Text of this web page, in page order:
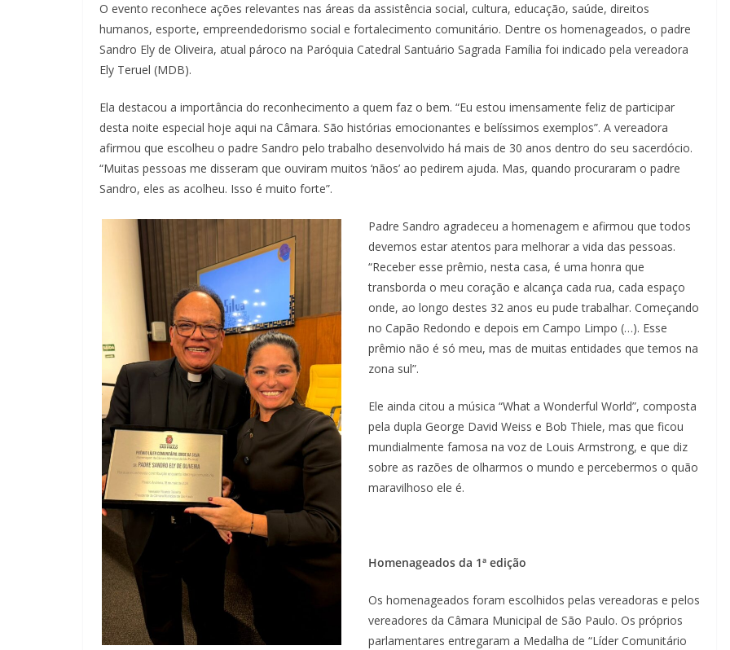
O evento reconhece ações relevantes nas áreas da assistência social, cultura, educação, saúde, direitos
humanos, esporte, empreendedorismo social e fortalecimento comunitário. Dentre os homenageados, o padre
Sandro Ely de Oliveira, atual pároco na Paróquia Catedral Santuário Sagrada Família foi indicado pela vereadora
Ely Teruel (MDB).
Ela destacou a importância do reconhecimento a quem faz o bem. “Eu estou imensamente feliz de participar
desta noite especial hoje aqui na Câmara. São histórias emocionantes e belíssimos exemplos”. A vereadora
afirmou que escolheu o padre Sandro pelo trabalho desenvolvido há mais de 30 anos dentro do seu sacerdócio.
“Muitas pessoas me disseram que ouviram muitos ‘nãos’ ao pedirem ajuda. Mas, quando procuraram o padre
Sandro, eles as acolheu. Isso é muito forte”.
Padre Sandro agradeceu a homenagem e afirmou que todos
devemos estar atentos para melhorar a vida das pessoas.
“Receber esse prêmio, nesta casa, é uma honra que
transborda o meu coração e alcança cada rua, cada espaço
onde, ao longo destes 32 anos eu pude trabalhar. Começando
no Capão Redondo e depois em Campo Limpo (…). Esse
prêmio não é só meu, mas de muitas entidades que temos na
zona sul”.
Ele ainda citou a música “What a Wonderful World”, composta
pela dupla George David Weiss e Bob Thiele, mas que ficou
mundialmente famosa na voz de Louis Armstrong, e que diz
sobre as razões de olharmos o mundo e percebermos o quão
maravilhoso ele é.
Homenageados da 1ª edição
Os homenageados foram escolhidos pelas vereadoras e pelos
vereadores da Câmara Municipal de São Paulo. Os próprios
parlamentares entregaram a Medalha de “Líder Comunitário